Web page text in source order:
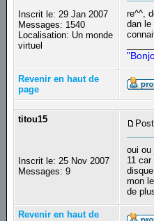
Inscrit le: 29 Jan 2007
Messages: 1540
Localisation: Un monde
virtuel
re^^,
dan le
Revenir en haut de
page
titou15
Inscrit le: 25 Nov 2007
Messages: 9
oui
11
mon
de
Revenir en haut de